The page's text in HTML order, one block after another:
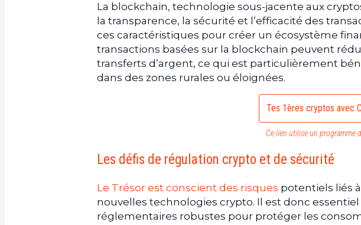
La blockchain, technologie sous-jacente aux
la transparence, la sécurité et l’efficacité des
ces caractéristiques pour créer un écosystème
transactions basées sur la blockchain peuvent
transferts d’argent, ce qui est particulièrement
dans des zones rurales ou éloignées.
Tes 1ères cryptos avec
Ce lien utilise un programme
Les défis de régulation crypto et de sécurité
Le Trésor est conscient des risques potentiels liés
nouvelles technologies crypto. Il est donc
réglementaires robustes pour protéger les